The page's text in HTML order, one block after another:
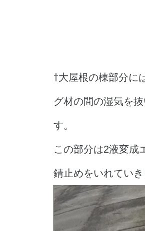
⇧大屋根の棟部分に
グ材の間の湿気を
す。
この部分は2液変成
錆止めをいれてい